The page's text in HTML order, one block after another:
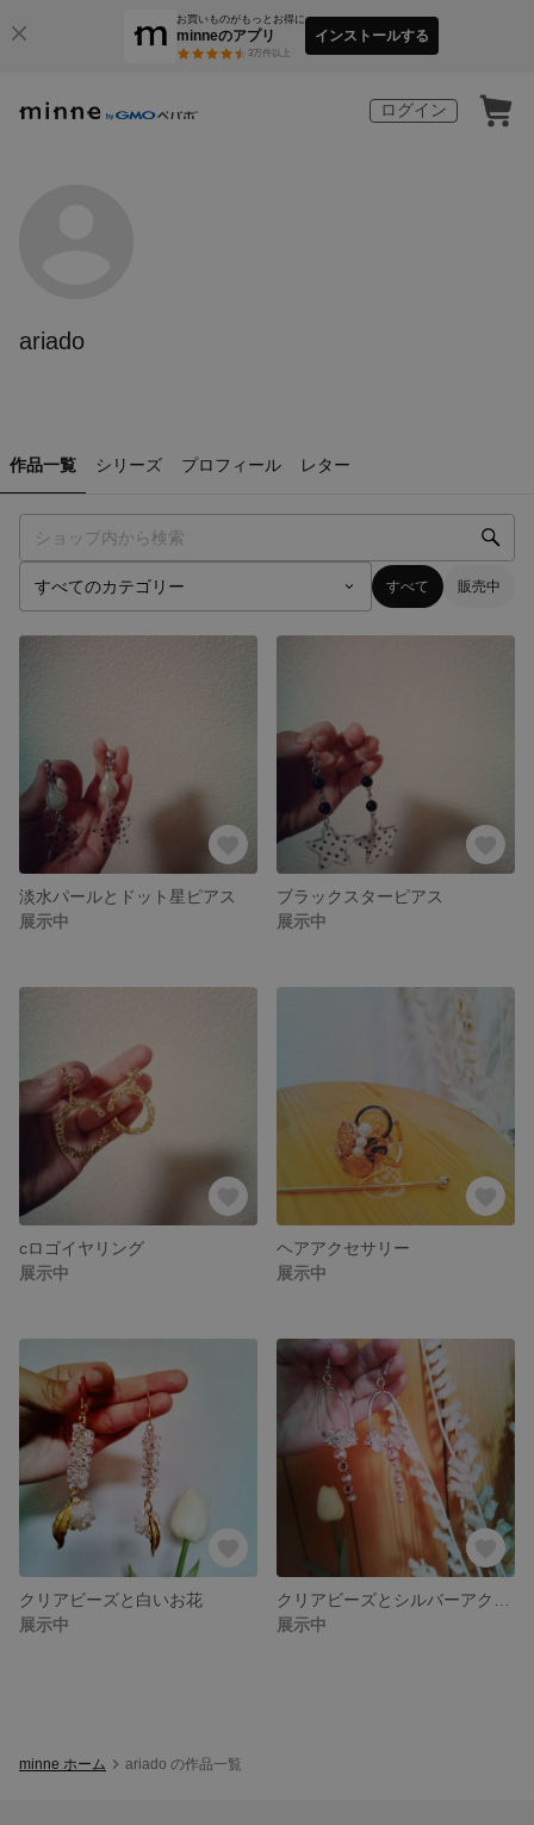
お買いものがもっとお得に
minneのアプリ
3万件以上
インストールする
ログイン
ariado
作品一覧 シリーズ プロフィール レター
すべて 販売中
淡水パールとドット星ピアス
展示中
ブラックスターピアス
展示中
cロゴイヤリング
展示中
ヘアアクセサリー
展示中
クリアビーズと白いお花
展示中
展示中
minne ホーム ariado の作品一覧